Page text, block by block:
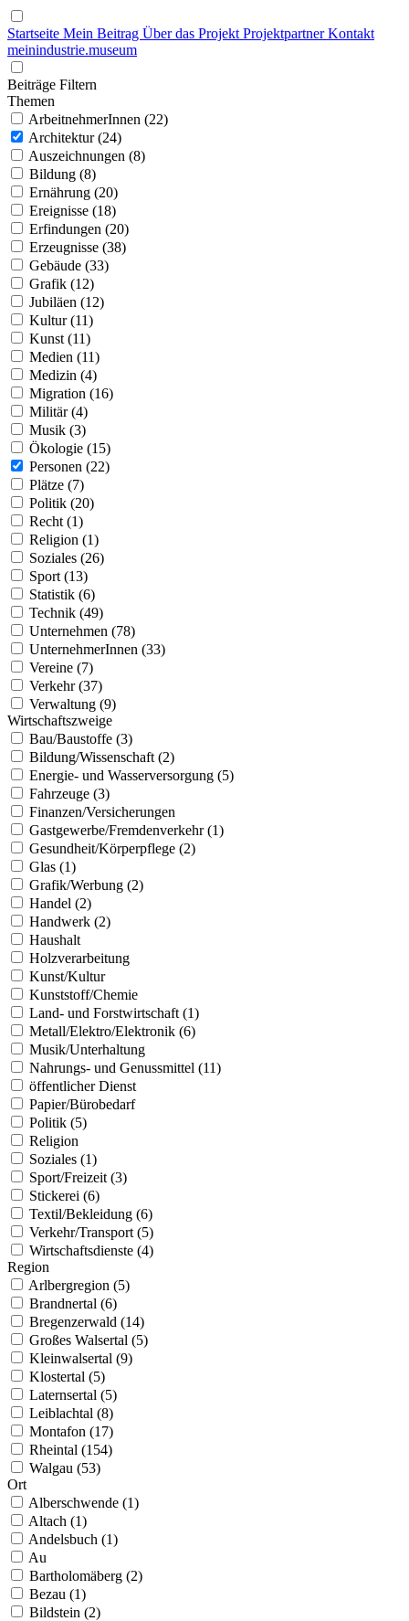
Startseite Mein Beitrag Über das Projekt ProjektpartnerKontakt
meinindustrie.museum
Beiträge Filtern
Themen
ArbeitnehmerInnen (22)
Architektur (24)
Auszeichnungen (8)
Bildung (8)
Ernährung (20)
Ereignisse (18)
Erfindungen (20)
Erzeugnisse (38)
Gebäude (33)
Grafik (12)
Jubiläen (12)
Kultur (11)
Kunst (11)
Medien (11)
Medizin (4)
Migration (16)
Militär (4)
Musik (3)
Ökologie (15)
Personen (22)
Plätze (7)
Politik (20)
Recht (1)
Religion (1)
Soziales (26)
Sport (13)
Statistik (6)
Technik (49)
Unternehmen (78)
UnternehmerInnen (33)
Vereine (7)
Verkehr (37)
Verwaltung (9)
Wirtschaftszweige
Bau/Baustoffe (3)
Bildung/Wissenschaft (2)
Energie- und Wasserversorgung (5)
Fahrzeuge (3)
Finanzen/Versicherungen
Gastgewerbe/Fremdenverkehr (1)
Gesundheit/Körperpflege (2)
Glas (1)
Grafik/Werbung (2)
Handel (2)
Handwerk (2)
Haushalt
Holzverarbeitung
Kunst/Kultur
Kunststoff/Chemie
Land- und Forstwirtschaft (1)
Metall/Elektro/Elektronik (6)
Musik/Unterhaltung
Nahrungs- und Genussmittel (11)
öffentlicher Dienst
Papier/Bürobedarf
Politik (5)
Religion
Soziales (1)
Sport/Freizeit (3)
Stickerei (6)
Textil/Bekleidung (6)
Verkehr/Transport (5)
Wirtschaftsdienste (4)
Region
Arlbergregion (5)
Brandnertal (6)
Bregenzerwald (14)
Großes Walsertal (5)
Kleinwalsertal (9)
Klostertal (5)
Laternsertal (5)
Leiblachtal (8)
Montafon (17)
Rheintal (154)
Walgau (53)
Ort
Alberschwende (1)
Altach (1)
Andelsbuch (1)
Au
Bartholomäberg (2)
Bezau (1)
Bildstein (2)